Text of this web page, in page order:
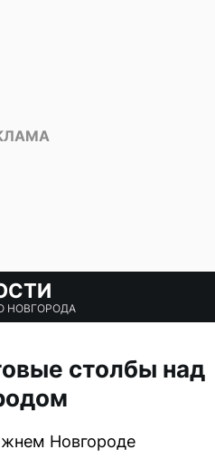
НОВГОРОДА
столбы над
Новгороде